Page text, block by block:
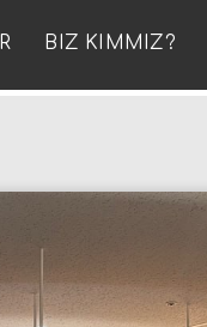
BIZ KIMMIZ?